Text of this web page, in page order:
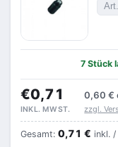
7 Stück
€0,71 0,60 €
INKL. MWST. zzgl.
Gesamt: 0,71 € inkl. /